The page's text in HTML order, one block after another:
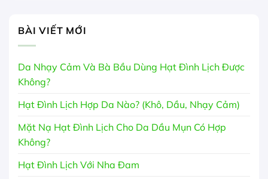
BÀI VIẾT MỚI
Da Nhạy Cảm Và Bà Bầu Dùng Hạt Đình Lịch Được
Không?
Hạt Đình Lịch Hợp Da Nào? (Khô, Dầu, Nhạy Cảm)
Mặt Nạ Hạt Đình Lịch Cho Da Dầu Mụn Có Hợp
Không?
Hạt Đình Lịch Với Nha Đam